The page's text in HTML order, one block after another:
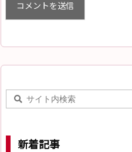
新着記事